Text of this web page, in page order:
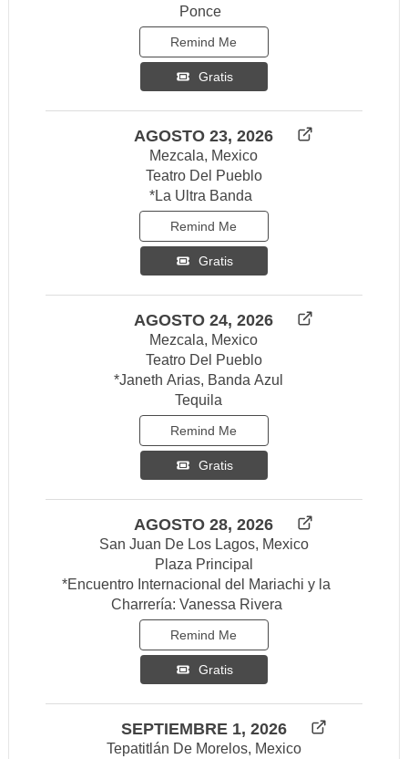
Ponce
Remind Me
Gratis
AGOSTO 23, 2026
Mezcala, Mexico
Teatro Del Pueblo
*La Ultra Banda
Remind Me
Gratis
AGOSTO 24, 2026
Mezcala, Mexico
Teatro Del Pueblo
*Janeth Arias, Banda Azul
Tequila
Remind Me
Gratis
AGOSTO 28, 2026
San Juan De Los Lagos, Mexico
Plaza Principal
*Encuentro Internacional del Mariachi y la
Charrería: Vanessa Rivera
Remind Me
Gratis
SEPTIEMBRE 1, 2026
Tepatitlán De Morelos, Mexico